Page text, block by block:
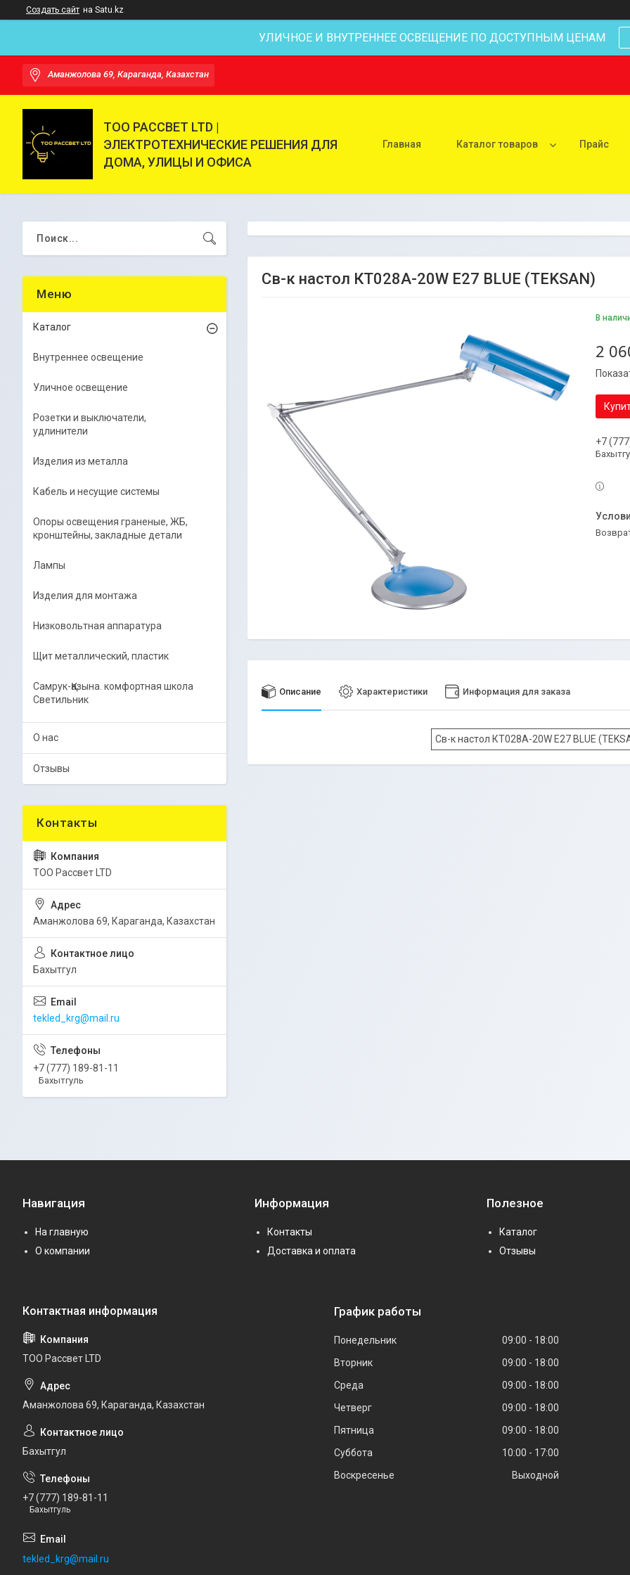
Создать сайт на Satu.kz
УЛИЧНОЕ И ВНУТРЕННЕЕ ОСВЕЩЕНИЕ ПО ДОСТУПНЫМ ЦЕНАМ
Аманжолова 69, Караганда, Казахстан
ТОО РАССВЕТ LTD |
ЭЛЕКТРОТЕХНИЧЕСКИЕ РЕШЕНИЯ ДЛЯ
ДОМА, УЛИЦЫ И ОФИСА
Главная Каталог товаров Прайс
Св-к настол КТ028А-20W E27 BLUE (TEKSAN)
В
2
+7
Описание Характеристики Информация для заказа
Св-к настол КТ028А-20W E27 BLUE
Каталог
Внутреннее освещение
Уличное освещение
Розетки и выключатели,
удлинители
Изделия из металла
Кабель и несущие системы
Опоры освещения граненые, ЖБ,
кронштейны, закладные детали
Лампы
Изделия для монтажа
Низковольтная аппаратура
Щит металлический, пластик
Самрук-Қазына. комфортная школа
Светильник
О нас
Отзывы
ТОО Рассвет LTD
Аманжолова 69, Караганда, Казахстан
Бахытгул
tekled_krg@mail.ru
+7 (777) 189-81-11
Бахытгуль
Навигация
На главную
О компании
Информация
Контакты
Доставка и оплата
Полезное
Каталог
Отзывы
ТОО Рассвет LTD
Аманжолова 69, Караганда, Казахстан
Бахытгул
+7 (777) 189-81-11
Бахытгуль
tekled_krg@mail.ru
График работы
Понедельник 09:00
18:00
Вторник
09:00
18:00
Среда
09:00
18:00
Четверг
09:00
18:00
Пятница
09:00
18:00
Суббота
10:00
17:00
Воскресенье
Выходной